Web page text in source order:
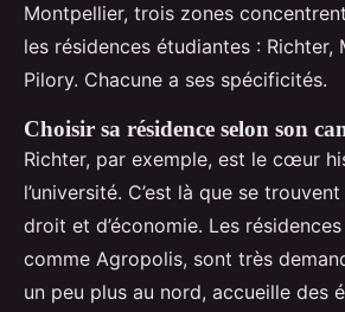
Montpellier, trois zones
les résidences étudiantes : Richter,
Pilory. Chacune a ses spécificités.
Choisir sa résidence selon son
Richter, par exemple, est le cœur
l’université. C’est là que se
droit et d’économie. Les
comme Agropolis, sont très
un peu plus au nord, accueille des